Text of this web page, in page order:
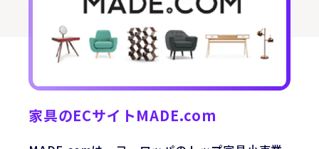
家具のECサイトMADE.com